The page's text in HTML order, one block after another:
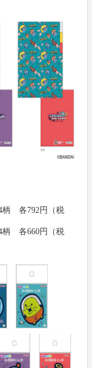
柄 各792円（税
660円（税